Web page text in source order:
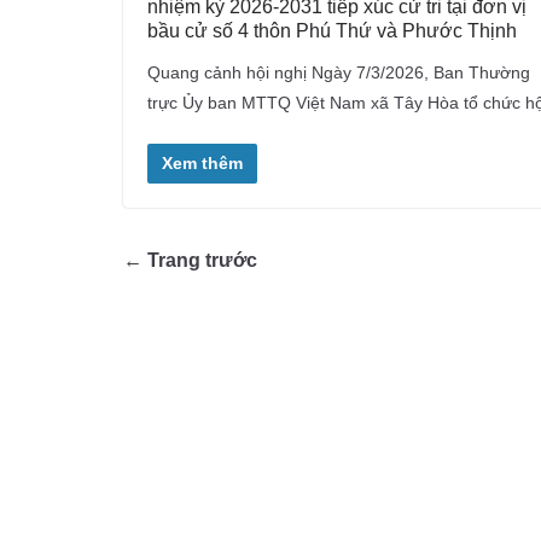
nhiệm kỳ 2026-2031 tiếp xúc cử tri tại đơn vị
bầu cử số 4 thôn Phú Thứ và Phước Thịnh
Quang cảnh hội nghị Ngày 7/3/2026, Ban Thường
trực Ủy ban MTTQ Việt Nam xã Tây Hòa tổ chức
Xem thêm
← Trang trước